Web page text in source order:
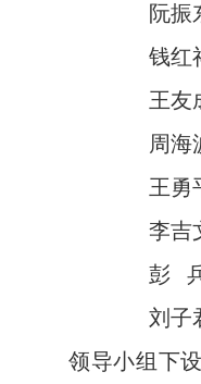
阮振东 镇
钱红祥
王友成
周海波
王勇平
李吉文 村
彭 兵 镇
刘子君 彭
领导小组下设